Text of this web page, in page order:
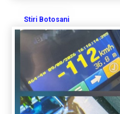
Stiri Botosani